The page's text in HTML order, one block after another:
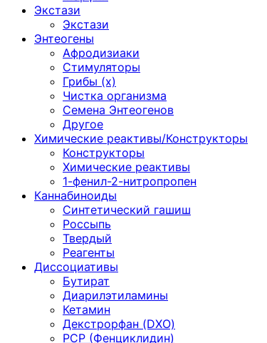
Экстази
Экстази
Энтеогены
Афродизиаки
Стимуляторы
Грибы (х)
Чистка организма
Семена Энтеогенов
Другое
Химические реактивы/Конструкторы
Конструкторы
Химические реактивы
1-фенил-2-нитропропен
Каннабиноиды
Синтетический гашиш
Россыпь
Твердый
Реагенты
Диссоциативы
Бутират
Диарилэтиламины
Кетамин
Декстрорфан (DXO)
PCP (Фенциклидин)